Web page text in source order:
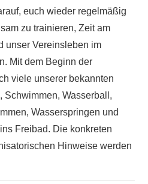
euch wieder regelmäßig
zu trainieren, Zeit am
unser Vereinsleben im
Mit dem Beginn der
viele unserer bekannten
Schwimmen, Wasserball,
Wasserspringen und
Freibad. Die konkreten
Hinweise werden